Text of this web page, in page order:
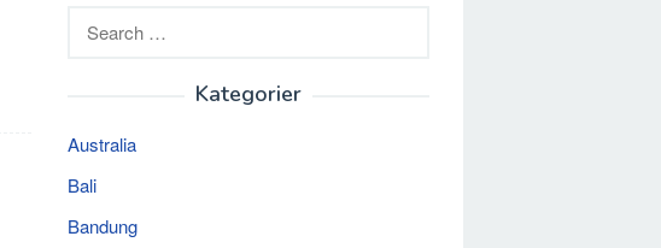
Kategorier
Australia
Bali
Bandung